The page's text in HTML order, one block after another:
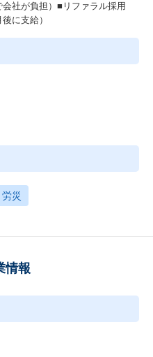
社が負担）■リファラル採用
に支給）
労災
情報